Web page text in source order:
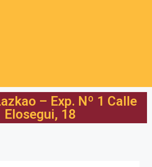
– Exp. Nº 1 Calle
Elosegui, 18